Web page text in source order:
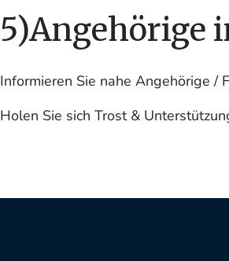
5)Angehörige
Informieren Sie nahe Angehörige /
Holen Sie sich Trost &